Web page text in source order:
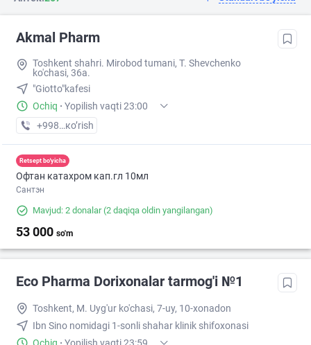
Akmal Pharm
Toshkent shahri. Mirobod tumani, T. Shevchenko
ko'chasi, 36a.
"Giotto"kafesi
Ochiq · Yopilish vaqti 23:00
+998 (99) XXX-XX-XX
кo’rish
Retsept bo'yicha
Офтан катахром кап.гл 10мл
Сантэн
Mavjud: 2 donalar(2 daqiqa oldin yangilangan)
53 000 so'm
Eco Pharma Dorixonalar tarmog'i №1
Toshkent, M. Uyg'ur ko'chasi, 7-uy, 10-xonadon
Ibn Sino nomidagi 1-sonli shahar klinik shifoxonasi